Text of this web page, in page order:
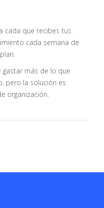
cada que recibes tus
cada semana de
gastar más de lo que
pero la solución es
organización.